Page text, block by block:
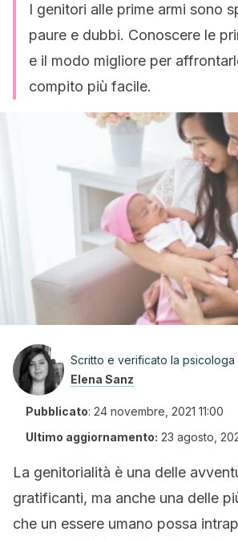
I genitori alle prime armi sono
paure e dubbi. Conoscere le
e il modo migliore per
compito più facile.
Scritto e verificato la psicologa
Elena Sanz
Pubblicato: 24 novembre, 2021 11:00
Ultimo aggiornamento: 23 agosto,
La genitorialità è una delle
gratificanti, ma anche una delle
che un essere umano possa